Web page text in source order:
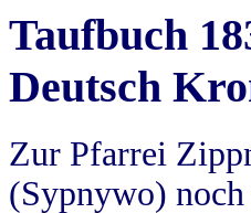
Taufbuch
Deutsch
Zur Pfarrei
(Sypnywo)